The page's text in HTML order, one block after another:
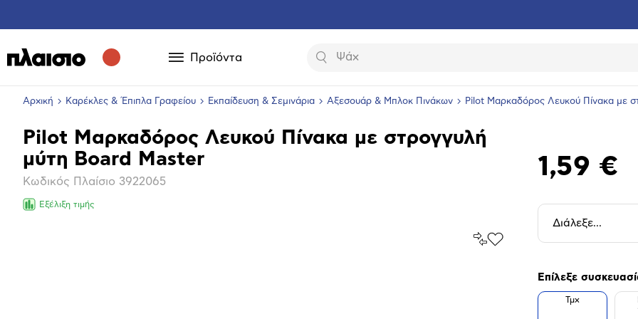
Προϊόντα Αναζήτηση
Αρχική Καρέκλες & Έπιπλα Γραφείου Εκπαίδευση & Σεμινάρια Αξεσουάρ & Μπλοκ Πινάκων Pilot Μαρκαδόρος Λευκού Πίνακα με
Βασικά
χαρακτηριστικά
Pilot Μαρκαδόρος Λευκού Πίνακα με στρογγυλή
μύτη Board Master
Κωδικός Πλαίσιο 3922065
Εξέλιξη τιμής
Σύγκρινέ
Προσθήκη
1,59 €
Διάλεξε...
Επίλεξε
Τμχ